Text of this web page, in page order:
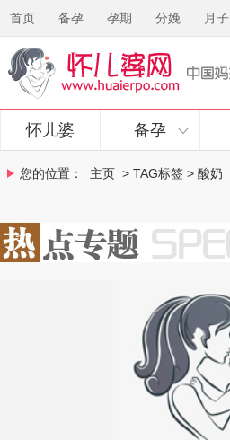
首页 备孕 孕期 分娩 月子
怀儿婆 备孕
您的位置： 主页 > TAG标签 > 酸奶